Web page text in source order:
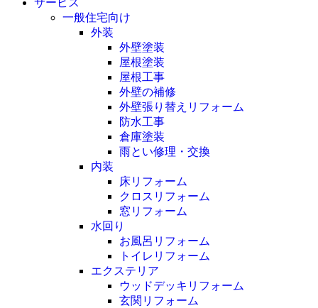
一般住宅向け
外装
外壁塗装
屋根塗装
屋根工事
外壁の補修
外壁張り替えリフォーム
防水工事
倉庫塗装
雨とい修理・交換
内装
床リフォーム
クロスリフォーム
窓リフォーム
水回り
お風呂リフォーム
トイレリフォーム
エクステリア
ウッドデッキリフォーム
玄関リフォーム